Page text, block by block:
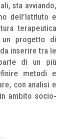
sta avviando,
dell’Istituto e
terapeutica
un progetto di
inserire tra le
di un più
metodi e
con analisi e
ambito socio-